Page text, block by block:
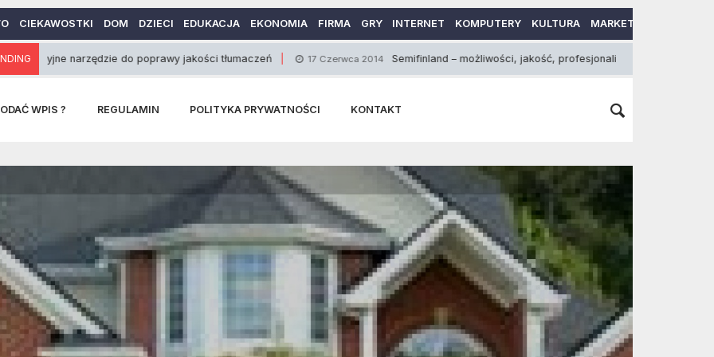
CIEKAWOSTKI DOM DZIECI EDUKACJA EKONOMIA FIRMA GRY INTERNET KOMPUTERY KULTURA MARKETING
narzędzie do poprawy jakości tłumaczeń 17 Czerwca 2014 Semifinland – możliwości, jakość, profesjonalizm 3 Września 2015
WPIS ? REGULAMIN POLITYKA PRYWATNOŚCI KONTAKT